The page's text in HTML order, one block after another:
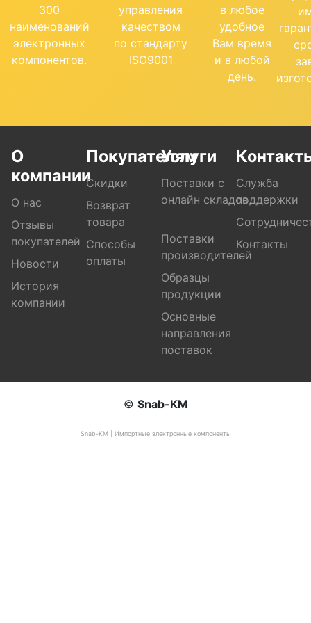
300
наименований
электронных
компонентов.
управления
качеством
по стандарту
ISO9001
в любое
удобное
Вам время
и в любой
день.
О
компании
О нас
Отзывы
покупателей
Новости
История
компании
Покупателям
Скидки
Возврат
товара
Способы
оплаты
Услуги
Поставки с
онлайн складов
Поставки
производителей
Образцы
продукции
Основные
направления
поставок
Служба
поддержки
Контакты
© Snab-KM
Snab-KM | Импортные электронные компоненты